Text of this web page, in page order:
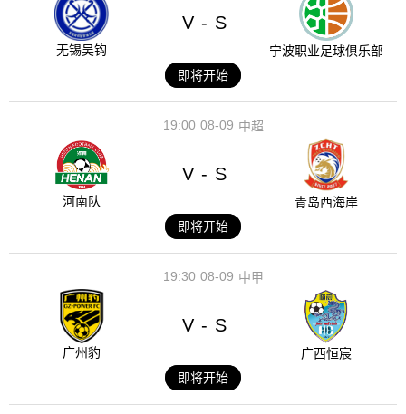
无锡吴钩
V - S
宁波职业足球俱乐部
即将开始
08-09
19:00 中超
河南队
V - S
青岛西海岸
即将开始
08-09
19:30 中甲
广州豹
V - S
广西恒宸
即将开始